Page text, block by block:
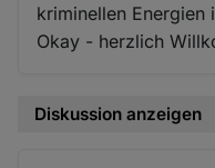
kriminellen Energien
Okay - herzlich
Diskussion anzeigen